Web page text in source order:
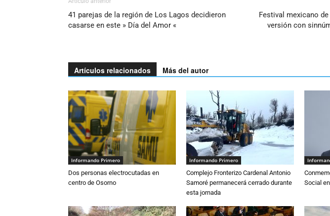
41 parejas de la región de Los Lagos decidieron
casarse en este » Día del Amor «
Festival mexicano
versión con
Artículos relacionados Más del autor
Informando Primero
Dos personas electrocutadas en
centro de Osorno
Informando Primero
Complejo Fronterizo Cardenal Antonio
Samoré permanecerá cerrado durante
esta jornada
Social